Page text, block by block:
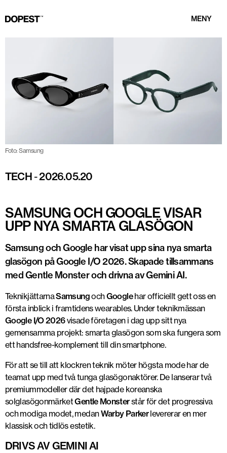
MENY
Foto: Samsung
TECH-2026.05.20
SAMSUNG OCH GOOGLE VISAR
UPP NYA SMARTA GLASÖGON
Samsung och Google har visat upp sina nya smarta
glasögon på Google I/O 2026. Skapade tillsammans
med Gentle Monster och drivna av Gemini AI.
TeknikjättarnaSamsungochGooglehar officiellt gett oss en
första inblick i framtidens wearables. Under teknikmässan
Google I/O 2026visade företagen i dag upp sitt nya
gemensamma projekt: smarta glasögon som ska fungera som
ett handsfree-komplement till din smartphone.
För att se till att klockren teknik möter högsta mode har de
teamat upp med två tunga glasögonaktörer. De lanserar två
premiummodeller där det hajpade koreanska
solglasögonmärketGentle Monsterstår för det progressiva
och modiga modet, medanWarby Parkerlevererar en mer
klassisk och tidlös estetik.
DRIVS AV GEMINI AI